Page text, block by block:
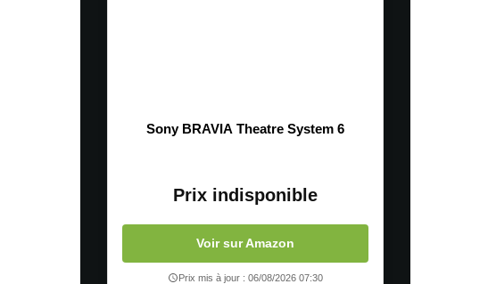
Sony BRAVIA Theatre System 6
Prix indisponible
Voir sur Amazon
Prix mis à jour : 06/08/2026 07:30